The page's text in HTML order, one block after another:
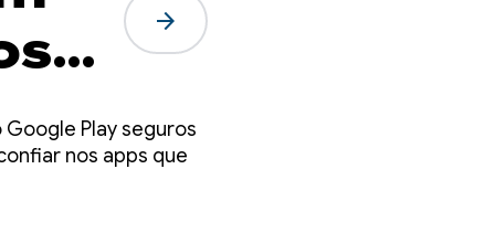
arrow_forward
Play seguros
nos apps que